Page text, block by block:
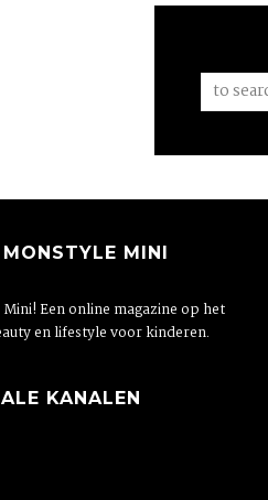
MINI
Een online magazine op het
en lifestyle voor kinderen.
KANALEN